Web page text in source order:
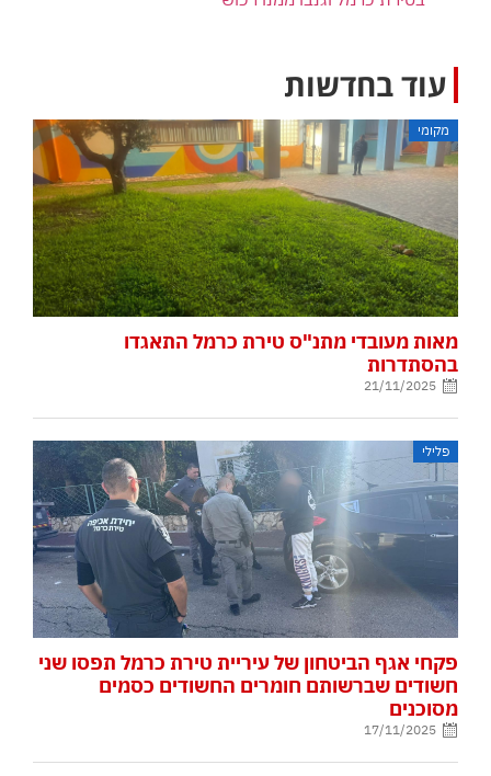
עוד בחדשות
מקומי
מאות מעובדי מתנ"ס טירת כרמל התאגדו
בהסתדרות
21/11/2025
פלילי
פקחי אגף הביטחון של עיריית טירת כרמל תפסו שני
חשודים שברשותם חומרים החשודים כסמים
מסוכנים
17/11/2025